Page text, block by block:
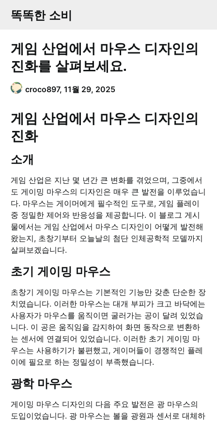
똑똑한 소비
게임 산업에서 마우스 디자인의
진화를 살펴보세요.
croco897,11월 29, 2025
게임 산업에서 마우스 디자인의
진화
소개
게임 산업은 지난 몇 년간 큰 변화를 겪었으며, 그중에서
도 게이밍 마우스의 디자인은 매우 큰 발전을 이루었습니
다. 마우스는 게이머에게 필수적인 도구로, 게임 플레이
중 정밀한 제어와 반응성을 제공합니다. 이 블로그 게시
물에서는 게임 산업에서 마우스 디자인이 어떻게 발전해
왔는지, 초창기부터 오늘날의 첨단 인체공학적 모델까지
살펴보겠습니다.
초기 게이밍 마우스
초창기 게이밍 마우스는 기본적인 기능만 갖춘 단순한 장
치였습니다. 이러한 마우스는 대개 부피가 크고 바닥에는
사용자가 마우스를 움직이면 굴러가는 공이 달려 있었습
니다. 이 공은 움직임을 감지하여 화면 동작으로 변환하
는 센서에 연결되어 있었습니다. 이러한 초기 게이밍 마
우스는 사용하기가 불편했고, 게이머들이 경쟁적인 플레
이에 필요로 하는 정밀성이 부족했습니다.
광학 마우스
게이밍 마우스 디자인의 다음 주요 발전은 광 마우스의
도입이었습니다. 광 마우스는 볼을 광원과 센서로 대체하